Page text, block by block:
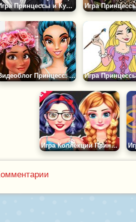
Игра Принцессы и Культура Ульджанга
Видеоблог Принцесс: Скоро Весна!
Игра Коллекции Принцесс на Черную Пятницу